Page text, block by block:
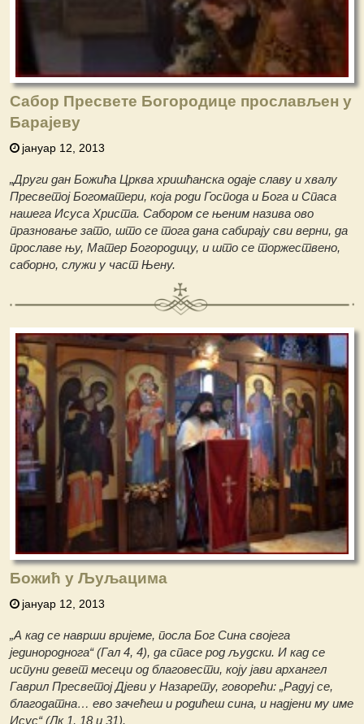
Сабор Пресвете Богородице прослављен у
Барајеву
јануар 12, 2013
„Други дан Божића Црква хришћанска одаје славу и хвалу
Пресветој Богоматери, која роди Господа и Бога и Спаса
нашега Исуса Христа. Сабором се њеним назива ово
празновање зато, што се тога дана сабирају сви верни, да
прославе њу, Матер Богорoдицу, и што се торжествено,
саборно, служи у част Њену.
Божић у Љуљацима
јануар 12, 2013
„А кад се наврши вријеме, посла Бог Сина својега
јединороднога“ (Гал 4, 4), да спасе род људски. И кад се
испуни девет месеци од благовести, коју јави архангел
Гаврил Пресветој Дјеви у Назарету, говорећи: „Радуј се,
благодатна… ево зачећеш и родићеш сина, и надјени му име
Исус“ (Лк 1, 18 и 31).